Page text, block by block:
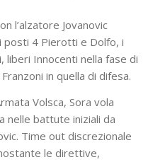
l’alzatore Jovanovic
4 Pierotti e Dolfo, i
liberi Innocenti nella fase di
in quella di difesa.
Volsca, Sora vola
nelle battute iniziali da
Time out discrezionale
le direttive,